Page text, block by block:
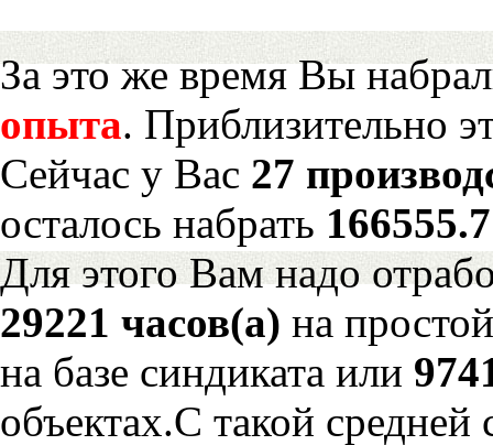
За это же время Вы
опыта. Приблизительно
Сейчас у Вас 27
осталось набрать
Для этого Вам надо
29221 часов(а) на
на базе синдиката или
объектах.С такой